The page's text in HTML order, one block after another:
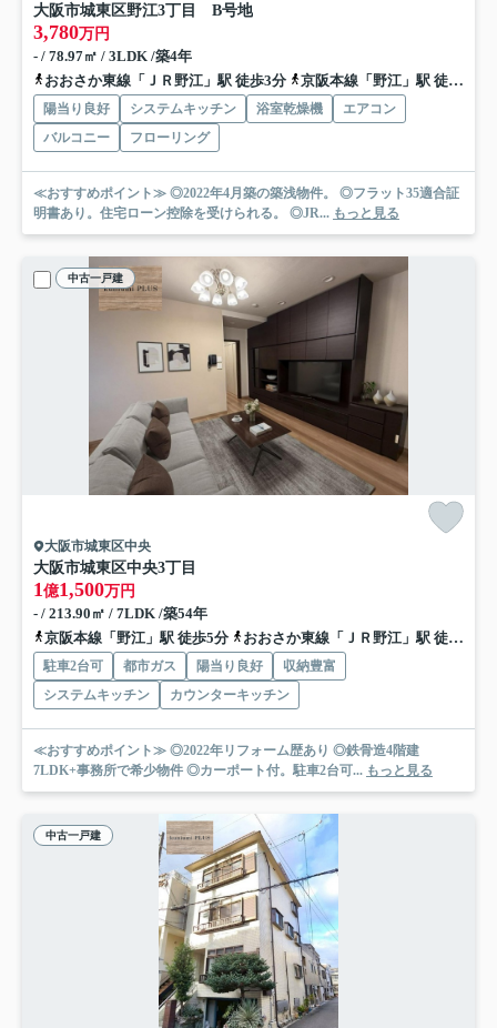
大阪市城東区野江3丁目 B号地
3,780万円
- / 78.97㎡ / 3LDK /築4年
おおさか東線「ＪＲ野江」駅 徒歩3分
京阪本線「野江」駅 徒歩6分
陽当り良好 システムキッチン 浴室乾燥機
エアコン
バルコニー
フローリング
≪おすすめポイント≫ ◎2022年4月築の築浅物件。 ◎フラット35適合証
明書あり。住宅ローン控除を受けられる。 ◎JR... もっと見る
中古一戸建
大阪市城東区中央
大阪市城東区中央3丁目
1 億1,500万円
- / 213.90㎡ / 7LDK /築54年
京阪本線「野江」駅 徒歩5分
おおさか東線「ＪＲ野江」駅 徒歩5分
駐車2台可 都市ガス 陽当り良好
収納豊富
システムキッチン
カウンターキッチン
≪おすすめポイント≫ ◎2022年リフォーム歴あり ◎鉄骨造4階建
7LDK+事務所で希少物件 ◎カーポート付。駐車2台可... もっと見る
中古一戸建